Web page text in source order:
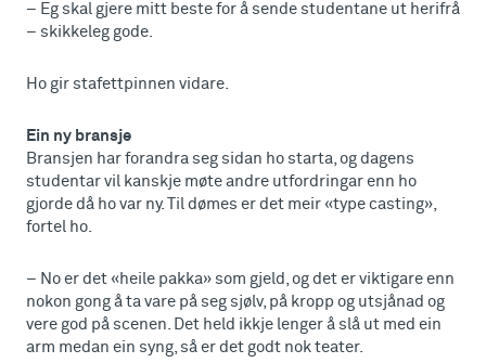
– Eg skal gjere mitt beste for å sende studentane ut herifrå
– skikkeleg gode.
Ho gir stafettpinnen vidare.
Ein ny bransje
Bransjen har forandra seg sidan ho starta, og dagens
studentar vil kanskje møte andre utfordringar enn ho
gjorde då ho var ny. Til dømes er det meir «type casting»,
fortel ho.
– No er det «heile pakka» som gjeld, og det er viktigare enn
nokon gong å ta vare på seg sjølv, på kropp og utsjånad og
vere god på scenen. Det held ikkje lenger å slå ut med ein
arm medan ein syng, så er det godt nok teater.